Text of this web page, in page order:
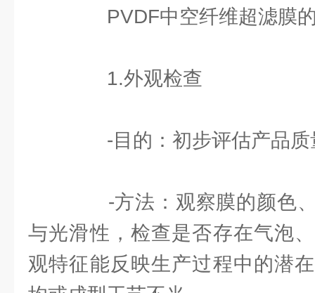
PVDF中空纤维超滤膜的
1.外观检查
-目的：初步评估产品质
-方法：观察膜的颜色、
与光滑性，检查是否存在气泡
观特征能反映生产过程中的潜